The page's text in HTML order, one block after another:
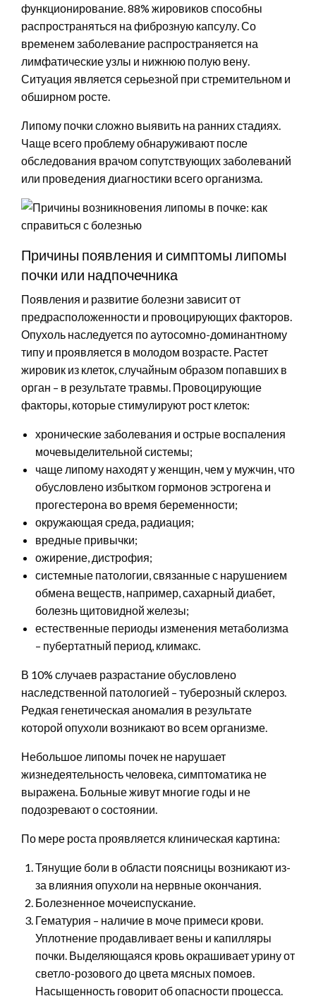
функционирование. 88% жировиков способны
распространяться на фиброзную капсулу. Со
временем заболевание распространяется на
лимфатические узлы и нижнюю полую вену.
Ситуация является серьезной при стремительном и
обширном росте.
Липому почки сложно выявить на ранних стадиях.
Чаще всего проблему обнаруживают после
обследования врачом сопутствующих заболеваний
или проведения диагностики всего организма.
Причины появления и симптомы липомы
почки или надпочечника
Появления и развитие болезни зависит от
предрасположенности и провоцирующих факторов.
Опухоль наследуется по аутосомно-доминантному
типу и проявляется в молодом возрасте. Растет
жировик из клеток, случайным образом попавших в
орган – в результате травмы. Провоцирующие
факторы, которые стимулируют рост клеток:
хронические заболевания и острые воспаления
мочевыделительной системы;
чаще липому находят у женщин, чем у мужчин, что
обусловлено избытком гормонов эстрогена и
прогестерона во время беременности;
окружающая среда, радиация;
вредные привычки;
ожирение, дистрофия;
системные патологии, связанные с нарушением
обмена веществ, например, сахарный диабет,
болезнь щитовидной железы;
естественные периоды изменения метаболизма
– пубертатный период, климакс.
В 10% случаев разрастание обусловлено
наследственной патологией – туберозный склероз.
Редкая генетическая аномалия в результате
которой опухоли возникают во всем организме.
Небольшое липомы почек не нарушает
жизнедеятельность человека, симптоматика не
выражена. Больные живут многие годы и не
подозревают о состоянии.
По мере роста проявляется клиническая картина:
Тянущие боли в области поясницы возникают из-
за влияния опухоли на нервные окончания.
Болезненное мочеиспускание.
Гематурия – наличие в моче примеси крови.
Уплотнение продавливает вены и капилляры
почки. Выделяющаяся кровь окрашивает урину от
светло-розового до цвета мясных помоев.
Насыщенность говорит об опасности процесса.